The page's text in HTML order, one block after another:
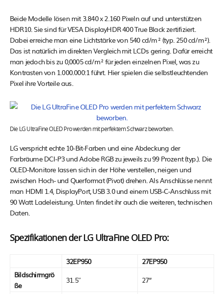
Beide Modelle lösen mit 3.840 x 2.160 Pixeln auf und unterstützen
HDR10. Sie sind für VESA DisplayHDR 400 True Black zertifiziert.
Dabei erreiche man eine Lichtstärke von 540 cd/m² (typ. 250 cd/m²).
Das ist natürlich im direkten Vergleich mit LCDs gering. Dafür erreicht
man jedoch bis zu 0,0005 cd/m² für jeden einzelnen Pixel, was zu
Kontrasten von 1.000.000:1 führt. Hier spielen die selbstleuchtenden
Pixel ihre Vorteile aus.
Die LG UltraFine OLED Pro werden mit perfektem Schwarz beworben.
LG verspricht echte 10-Bit-Farben und eine Abdeckung der
Farbräume DCI-P3 und Adobe RGB zu jeweils zu 99 Prozent (typ.). Die
OLED-Monitore lassen sich in der Höhe verstellen, neigen und
zwischen Hoch- und Querformat (Pivot) drehen. Als Anschlüsse nennt
man HDMI 1.4, DisplayPort, USB 3.0 und einem USB-C-Anschluss mit
90 Watt Ladeleistung. Unten findet ihr auch die weiteren, technischen
Daten.
Spezifikationen der LG UltraFine OLED Pro:
32EP950
27EP950
Bildschirmgrö
ße
31.5″
27”